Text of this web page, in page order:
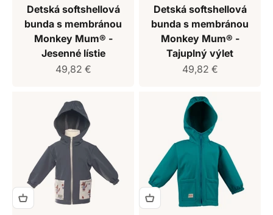
Detská softshellová
bunda s membránou
Monkey Mum® -
Jesenné lístie
Predajná cena
49,82 €
Detská softshellová
bunda s membránou
Monkey Mum® -
Tajuplný výlet
Predajná cena
49,82 €